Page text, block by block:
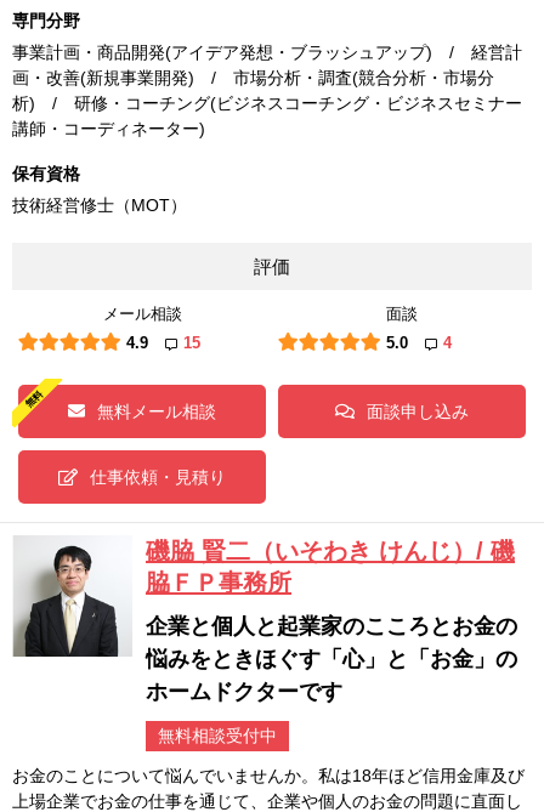
専門分野
事業計画・商品開発(アイデア発想・ブラッシュアップ) / 経営計
画・改善(新規事業開発) / 市場分析・調査(競合分析・市場分
析) / 研修・コーチング(ビジネスコーチング・ビジネスセミナー
講師・コーディネーター)
保有資格
技術経営修士（MOT）
評価
メール相談
4.9
15
面談
5.0
4
無料メール相談 面談申し込み
仕事依頼・見積り
磯脇 賢二（いそわき けんじ）/ 磯
脇ＦＰ事務所
企業と個人と起業家のこころとお金の
悩みをときほぐす「心」と「お金」の
ホームドクターです
無料相談受付中
お金のことについて悩んでいませんか。私は18年ほど信用金庫及び
上場企業でお金の仕事を通じて、企業や個人のお金の問題に直面し